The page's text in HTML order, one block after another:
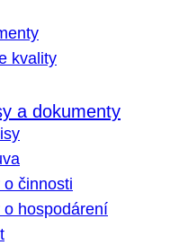
kvality
a dokumenty
činnosti
hospodárení